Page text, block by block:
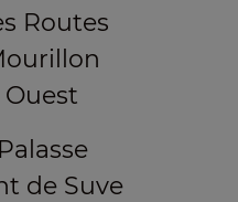
Routes
de Suve